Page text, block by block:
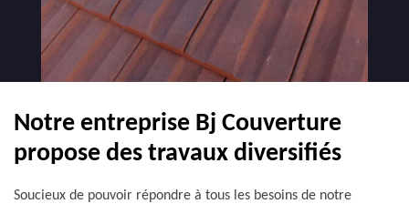
Notre entreprise Bj Couverture
propose des travaux diversifiés
Soucieux de pouvoir répondre à tous les besoins de notre